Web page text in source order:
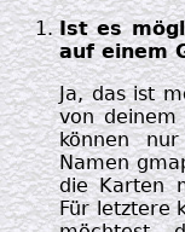
Ist es
auf einem
Ja, das ist
von deinem
können
Namen
die Karten
Für letztere